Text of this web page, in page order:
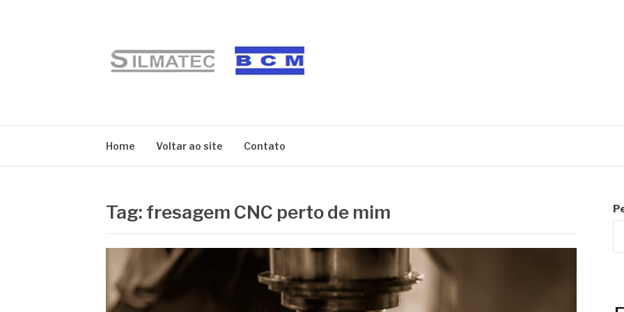
Home Voltar ao site Contato
Tag: fresagem CNC perto de mim